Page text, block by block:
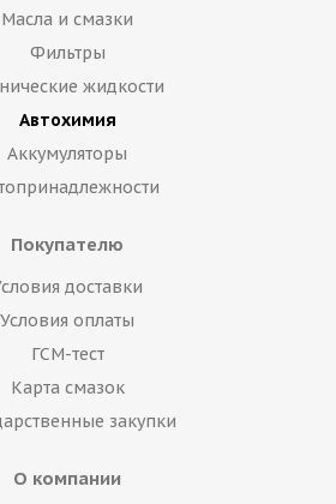
Масла и смазки
Фильтры
жидкости
Автохимия
Аккумуляторы
Покупателю
доставки
Условия оплаты
ГСМ-тест
Карта смазок
закупки
О компании